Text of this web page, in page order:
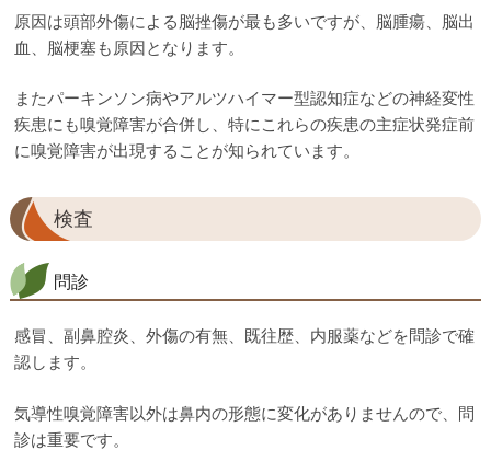
原因は頭部外傷による脳挫傷が最も多いですが、脳腫瘍、脳出
血、脳梗塞も原因となります。
またパーキンソン病やアルツハイマー型認知症などの神経変性
疾患にも嗅覚障害が合併し、特にこれらの疾患の主症状発症前
に嗅覚障害が出現することが知られています。
検査
問診
感冒、副鼻腔炎、外傷の有無、既往歴、内服薬などを問診で確
認します。
気導性嗅覚障害以外は鼻内の形態に変化がありませんので、問
診は重要です。